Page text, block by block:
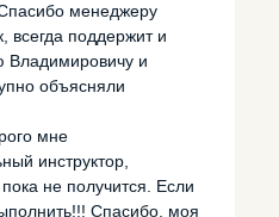
менеджеру
всегда поддержит и
Владимировичу и
объясняли
мне
инструктор,
не получится. Если
Спасибо, моя